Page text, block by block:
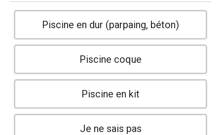
Piscine en dur (parpaing, béton)
Piscine coque
Piscine en kit
Je ne sais pas